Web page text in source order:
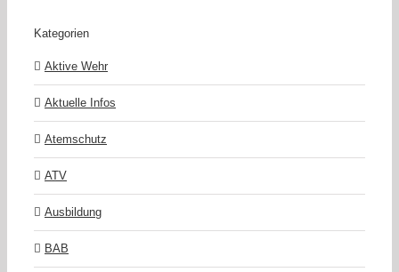
Kategorien
Aktive Wehr
Aktuelle Infos
Atemschutz
ATV
Ausbildung
BAB